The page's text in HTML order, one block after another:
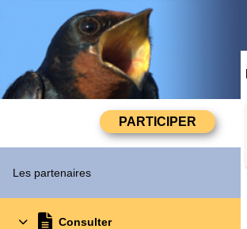
Les partenaires
Consulter